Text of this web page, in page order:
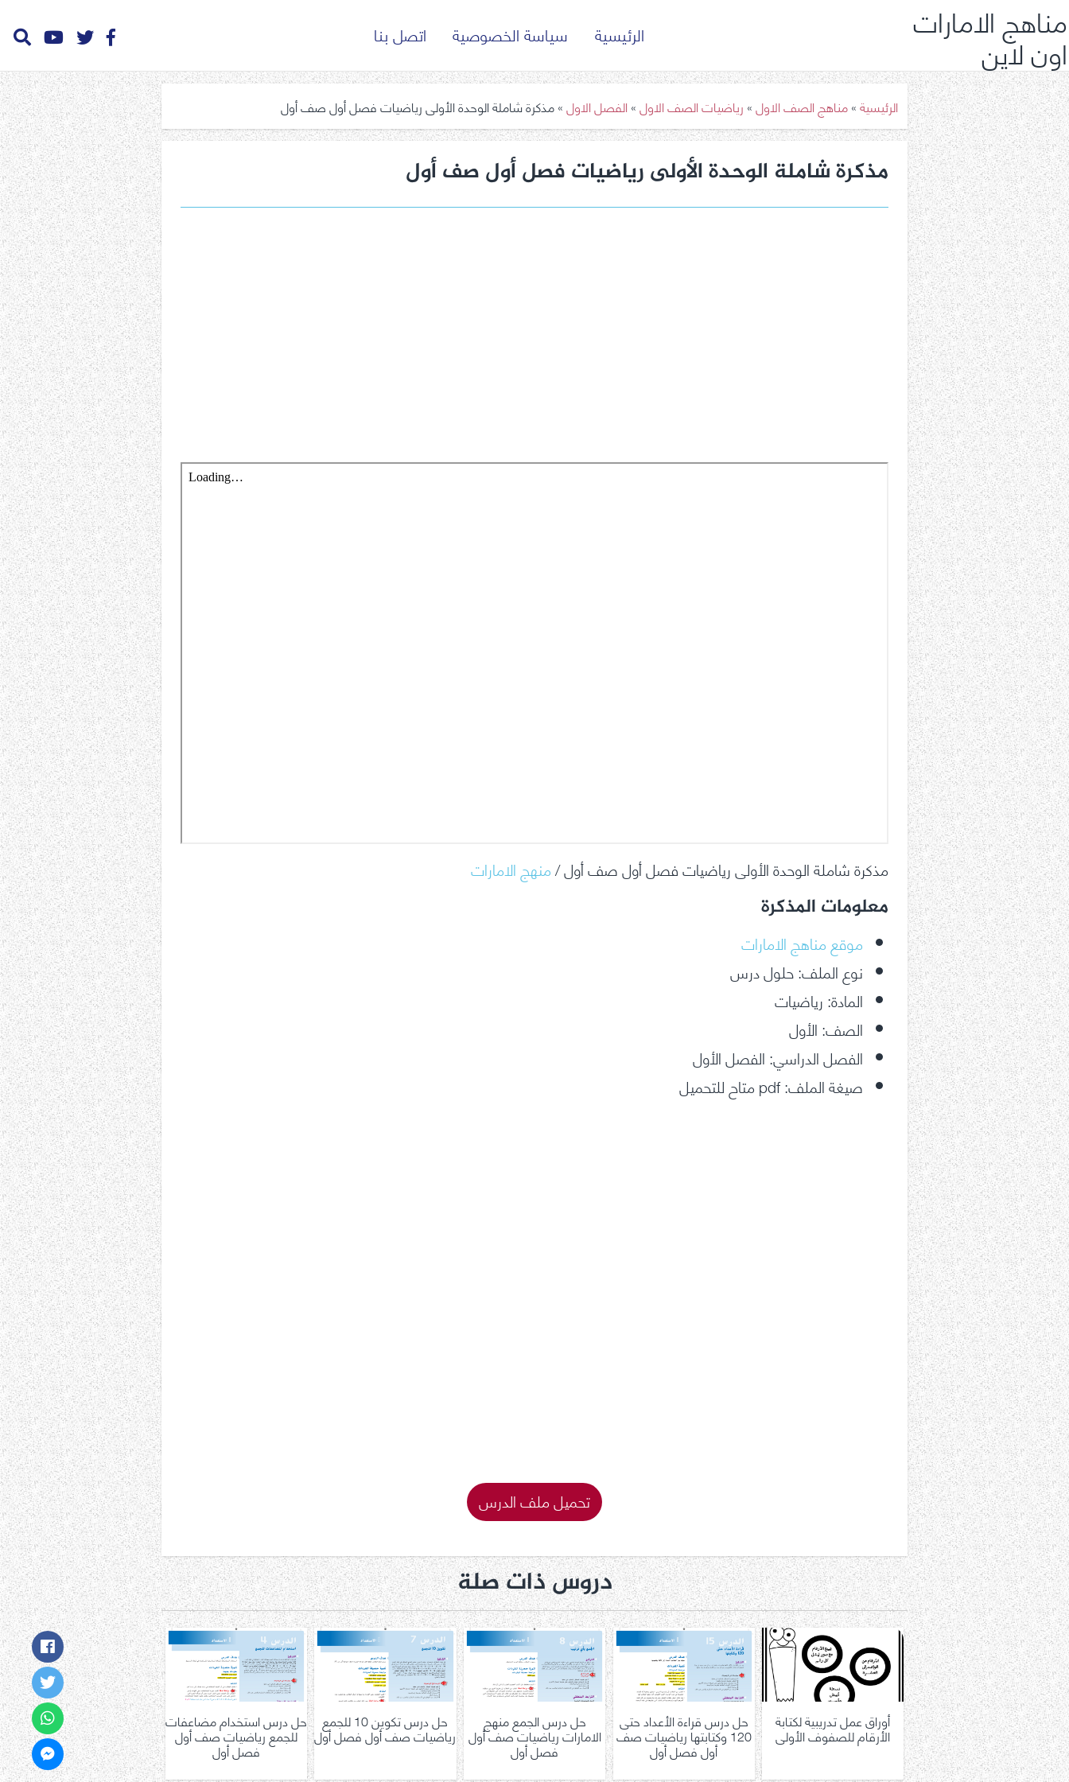
مناهج الامارات
اون لاين الرئيسية سياسة الخصوصية اتصل بنا
الرئيسية»مناهج الصف الاول»رياضيات الصف الاول»الفصل الاول»مذكرة شاملة الوحدة الأولى رياضيات فصل أول صف أول
مذكرة شاملة الوحدة الأولى رياضيات فصل أول صف أول
مذكرة شاملة الوحدة الأولى رياضيات فصل أول صف أول /منهج الامارات
معلومات المذكرة
موقع مناهج الامارات
نوع الملف: حلول درس
المادة: رياضيات
الصف: الأول
الفصل الدراسي: الفصل الأول
صيغة الملف: pdf متاح للتحميل
تحميل ملف الدرس
دروس ذات صلة
أوراق عمل تدريبية لكتابة
الأرقام للصفوف الأولى
حل درس قراءة الأعداد حتى
120 وكتابتها رياضيات صف
أول فصل أول
حل درس الجمع منهج
الامارات رياضيات صف أول
فصل أول
حل درس تكوين 10 للجمع
رياضيات صف أول فصل أول
حل درس استخدام مضاعفات
للجمع رياضيات صف أول
فصل أول